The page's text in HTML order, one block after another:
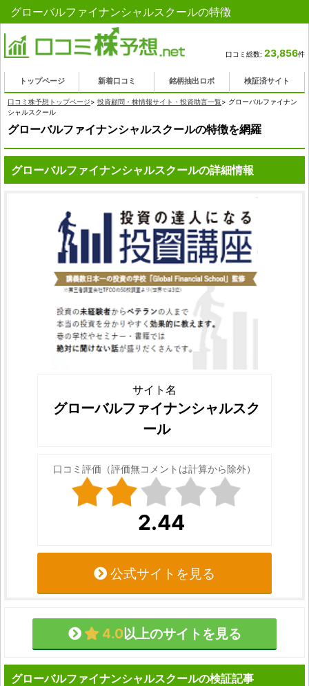
グローバルファイナンシャルスクールの特徴
口コミ総数: 23,856件
トップページ 新着口コミ 銘柄抽出ロボ 検証済サイト
口コミ株予想トップページ> 投資顧問・株情報サイト・投資助言一覧> グローバルファイナン
シャルスクール
グローバルファイナンシャルスクールの特徴を網羅
グローバルファイナンシャルスクールの詳細情報
サイト名
グローバルファイナンシャルスク
ール
口コミ評価（評価無コメントは計算から除外）
2.44
公式サイトを見る
4.0以上のサイトを見る
グローバルファイナンシャルスクールの検証記事